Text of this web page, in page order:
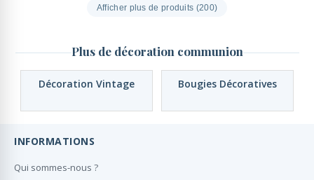
Afficher plus de produits (200)
Plus de décoration communion
Décoration Vintage Bougies Décoratives
INFORMATIONS
Qui sommes-nous ?